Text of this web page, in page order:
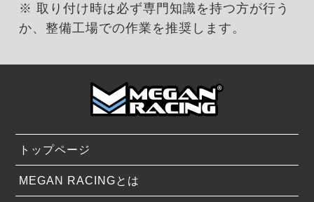
※ 取り付け時は必ず専門知識を持つ方が行う
か、整備工場での作業を推奨します。
トップページ
MEGAN RACINGとは